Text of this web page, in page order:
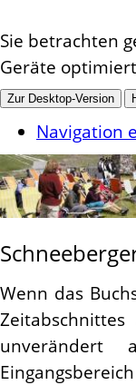
Sie betrachten
Geräte
Zur Desktop-Version
Navigation
Wenn das
unverändert